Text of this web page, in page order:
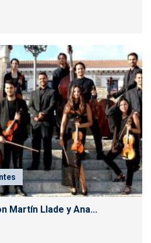
Martín Llade y Ana...